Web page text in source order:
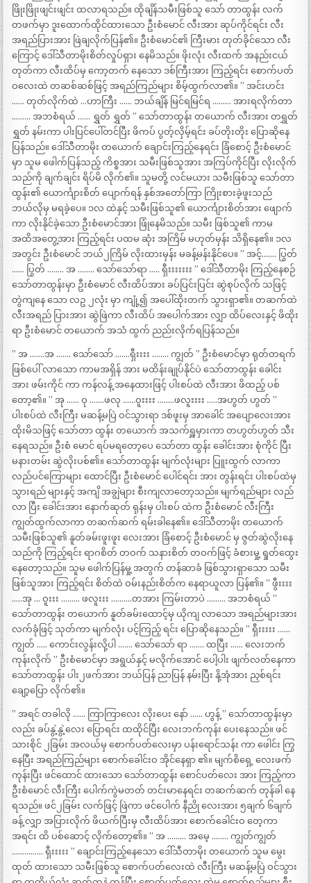
ဖြိုးဖြိုးဖျင်းဖျင်း ထလာရသည်။ ထိုချိန်သမီးဖြစ်သူ သော် တာထွန်း လက်
တဖက်မှာ ဒူးထောက်ထိုင်ထားသော ဦးစံမောင် လီးအား ဆုပ်ကိုင်ရင်း လီး
အရည်ပြားအား ဖြဲချလိုက်ပြန်၏။ ဦးစံမောင်၏ ကြီးမား တုတ်ခိုင်သော လီး
ကြောင့် ဒေါ်သီတာမိုးစိတ်လှုပ်ရှား နေမိသည်။ ဖိုးလုံး လီးထက် အနည်းငယ်
တုတ်ကာ လီးထိပ်မှ ကော့တက် နေသော ဒစ်ကြီးအား ကြည့်ရင်း စောက်ပတ်
ဝလေးထဲ တဆစ်ဆစ်ဖြင့် အရည်ကြည်များ စိမ့်ထွက်လာ၏။ ” အင်းဟင်း
…… တုတ်လိုက်ထဲ …ဟာကြီး …… ဘယ်ချိန် မြင်ရမြင်ရ ……… အားရလိုက်တာ
……… အဘစံရယ် …… ရွှတ် ရွှတ် ” သော်တာထွန်း တယောက် လီးအား တရွှတ်
ရွှတ် နမ်းကာ ပါးပြင်ပေါ်တင်ပြီး ဖိကပ် ပွတ့်လှိမ့်ရင်း ခပ်တိုးတိုး ပြောဆိုနေ
ပြန်သည်။ ဒေါ်သီတာမိုး တယောက် ချောင်းကြည့်နေရင်း ခြံစောင့် ဦးစံမောင်
မှာ သူမ ဖေါက်ပြန်သည့် ကိစ္စအား သမီးဖြစ်သူအား အကြပ်ကိုင်ပြီး လိုးလိုက်
သည်ကို ချက်ချင်း ရိပ်မိ လိုက်၏။ သူမတို့ လင်မယား သမီးဖြစ်သူ သော်တာ
ထွန်း၏ ယောင်္ကျားစိတ် ပျောက်ရန် နှစ်အတော်ကြာ ကြိုးစားခဲ့ဖူးသည်
ဘယ်လိုမှ မရခဲ့ပေ။ ၁လ ထဲနှင့် သမီးဖြစ်သူ၏ ယောင်္ကျားစိတ်အား ဖျောက်
ကာ လိုးနိုင်ခဲ့သော ဦးစံမောင်အား ဖြုံနေမိသည်။ သမီး ဖြစ်သူ၏ ကာမ
အထိအတွေ့အား ကြည့်ရင်း ပထမ ဆုံး အကြိမ် မဟုတ်မှန်း သိရှိနေ၏။ ၁လ
အတွင်း ဦးစံမောင် ဘယ်၂ကြိမ် လိုးထားမှန်း မခန့်မန်းနိုင်ပေ။ ” အင့်……. ပြွတ်
…… ပြွတ် …….. အ …….. သော်သော်ရာ ….. ရှီးးးးးးး ” ဒေါ်သီတာမိုး ကြည့်နေစဉ်
သော်တာထွန်းမှာ ဦးစံမောင် လီးထိပ်အား ခပ်ပြင်းပြင်း ဆွဲစုပ်လိုက် သဖြင့်
တွဲကျနေ သော လဥ ၂လုံး မှာ ကျုံ့၍ အပေါ်ထိုးတက် သွားရှာ၏။ တဆက်ထဲ
လီးအရည် ပြားအား ဆွဲဖြဲကာ လီးထိပ် အပေါက်အား လျှာ ထိပ်လေးနှင့် ဖိထိုး
ရာ ဦးစံမောင် တယောက် အသံ ထွက် ညည်းလိုက်ရပြန်သည်။
” အ …….အ ……. သော်သော် …….ရှီးးးး …….. ကျွတ် ” ဦးစံမောင်မှာ ရုတ်တရက်
ဖြစ်ပေါ် လာသော ကာမအရှိန် အား မထိန်းချုပ်နိုင်ပဲ သော်တာထွန်း ခေါင်း
အား ဖမ်းကိုင် ကာ ကန်လန့် အနေထားဖြင့် ပါးစပ်ထဲ လီးအား ဖိထည့် ပစ်
တော့၏။ ” အု …… ဝု …….ဖလု ……ဝူးးးး ……..ဖလူးးးး …..အဟွတ် ဟွတ် ”
ပါးစပ်ထဲ လီးကြီး မဆန့်မပြဲ ဝင်သွားရာ ဒစ်ဖူးမှ အာခေါင် အပျောလေးအား
ထိုးမိသဖြင့် သော်တာ ထွန်း တယောက် အသက်ရှူမှားကာ တဟွတ်ဟွတ် သီး
နေရသည်။ ဦးစံ မောင် ရပ်မရတော့ပေ သော်တာ ထွန်း ခေါင်းအား စုံကိုင် ပြီး
မနားတမ်း ဆွဲလိုးပစ်၏။ သော်တာထွန်း မျက်လုံးများ ပြူးထွက် လာကာ
လည်ပင်ကြောများ ထောင်ပြီး ဦးစံမောင် ပေါင်ရင်း အား တွန်းရင်း ပါးစပ်ထဲမှ
သွားရည် များနှင့် အကျိ အချွဲများ စီးကျလာတော့သည်။ မျက်ရည်များ လည်
လာ ပြီး ခေါင်းအား နောက်ဆုတ် ရုန်းမှ ပါးစပ် ထဲက ဦးစံမောင် လီးကြီး
ကျွတ်ထွက်လာကာ တဆက်ဆက် ရမ်းခါနေ၏။ ဒေါ်သီတာမိုး တယောက်
သမီးဖြစ်သူ၏ နူတ်ခမ်းဖူးဖူး လေးအား ခြံစောင့် ဦးစံမောင် မှ ဇွတ်ဆွဲလိုးနေ
သည်ကို ကြည့်ရင်း ရာဂစိတ် တဝက် သနားစိတ် တဝက်ဖြင့် ခံစားမှု့ ရှုတ်ထွေး
နေတော့သည်။ သူမ ဖေါက်ပြန်မှု့ အတွက် တန်ဆာခံ ဖြစ်သွားရှာသော သမီး
ဖြစ်သူအား ကြည့်ရင်း စိတ်ထဲ ဝမ်းနည်းစိတ်က နေရာယူလာ ပြန်၏။ ” ဖွီးးးး
…..အု … ဝူးးး ……… ဖလူးးး ……….တအား ကြမ်းတာပဲ ……… အဘစံရယ် ”
သော်တာထွန်း တယောက် နူတ်ခမ်းထောင့်မှ ယိုကျ လာသော အရည်များအား
လက်ခုံဖြင့် သုတ်ကာ မျက်လုံး ပင့်ကြည့် ရင်း ပြောဆိုနေသည်။ ” ရှီးးးးး ……
ကျွတ် ….. ကောင်းလွန်းလို့ပါ ……. သော်သော် ရာ ……. ထပြီး …… လေးဘက်
ကုန်းလိုက် ” ဦးစံမောင်မှာ အရွယ်နှင့် မလိုက်အောင် ပေါ့ပါး ဖျက်လတ်နေကာ
သော်တာထွန်း ပါး၂ဖက်အား ဘယ်ပြန် ညာပြန် နမ်းပြီး နို့အုံအား ညှစ်ရင်း
ချော့ပြော လိုက်၏။
” အရင် တခါလို …… ကြာကြာလေး လိုးပေး နော် …… ဟွန့် ” သော်တာထွန်းမှာ
လည်း ခပ်နွဲ့နွဲ့လေး ပြောရင်း ထထိုင်ပြီး လေးဘက်ကုန်း ပေးနေသည်။ ဖင်
သားစိုင် ၂ခြမ်း အလယ်မှ စောက်ပတ်လေးမှာ ပန်းရောင်သန်း ကာ ဖေါင်း ကြွ
နေပြီး အရည်ကြည်များ စောက်ခေါင်းဝ အိုင်နေရှာ ၏။ မျက်စိရှေ့ လေးဖက်
ကုန်းပြီး ဖင်ထောင် ထားသော သော်တာထွန်း စောင်ပတ်လေး အား ကြည့်ကာ
ဦးစံမောင် လီးကြီး ပေါက်ကွဲမတတ် တင်းမာနေရင်း တဆက်ဆက် တုန်ခါ နေ
ရသည်။ ဖင်၂ခြမ်း လက်ဖြင့် ဖြဲကာ ဖင်ပေါက် နီညို လေးအား ၅ချက် ၆ချက်
ခန့် လျှာ အပြားလိုက် ဖိယက်ပြီးမှ လီးထိပ်အား စောက်ခေါင်းဝ တေ့ကာ
အရင်း ထိ ပစ်ဆောင့် လိုက်တော့၏။ ” အ ……… အမေ့ …….. ကျွတ်ကျွတ်
…………… ရှီးးးးး ” ချောင်းကြည့်နေသော ဒေါ်သီတာမိုး တယောက် သူမ မွေး
ထုတ် ထားသော သမီးဖြစ်သူ စောက်ပတ်လေးထဲ လီးကြီး မဆန့်မပြဲ ဝင်သွား